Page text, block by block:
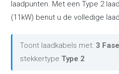
laadpunten. Met een Type 2
(11kW) benut u de volledige
Toont laadkabels met: 3
stekkertypeType 2